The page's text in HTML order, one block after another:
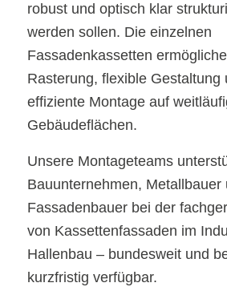
robust und optisch klar
werden sollen. Die einzelnen
Fassadenkassetten
Rasterung, flexible Gestaltung
effiziente Montage auf
Gebäudeflächen.
Unsere Montageteams
Bauunternehmen, Metallbauer
Fassadenbauer bei der
von Kassettenfassaden im
Hallenbau – bundesweit und
kurzfristig verfügbar.